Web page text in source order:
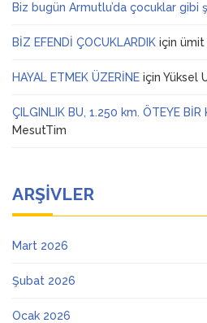
Biz bugün Armutlu’da çocuklar gibi
BİZ EFENDİ ÇOCUKLARDIK için ümit
HAYAL ETMEK ÜZERİNE için Yüksel
ÇILGINLIK BU, 1.250 km. ÖTEYE BİR
MesutTim
ARŞIVLER
Mart 2026
Şubat 2026
Ocak 2026